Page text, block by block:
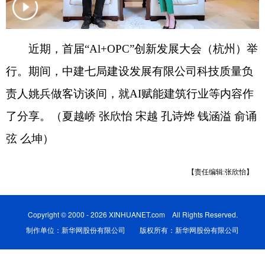
近期，首届“Al+OPC”创新发展大会（杭州）举
行。期间，中建七局建设发展有限公司科技质量负
责人姚兵做客访谈间，就AI赋能建筑行业等内容作
了分享。（夏越峤 张欣怡 宋越 孔诗烨 钱涵溢 俞诵
弦 么坤）
【责任编辑:张欣怡】
Copyright © 2000 - 2026 XINHUANET.com All Rights Reserved.
制作单位：新华网股份有限公司 版权所有：新华网股份有限公司